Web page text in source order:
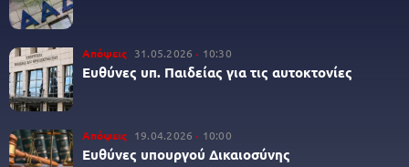
Απόψεις 31.05.2026 10:30
Ευθύνες υπ. Παιδείας για τις αυτοκτονίες
Απόψεις 19.04.2026 10:00
Ευθύνες υπουργού Δικαιοσύνης